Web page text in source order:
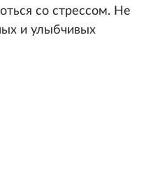
со стрессом. Не
и улыбчивых